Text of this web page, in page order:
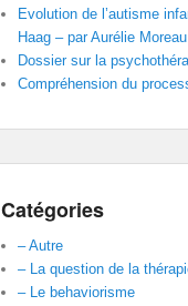
Evolution de l’autisme
Haag – par Aurélie Moreau
Dossier sur la
Compréhension du
Catégories
– Autre
– La question de la
– Le behaviorisme